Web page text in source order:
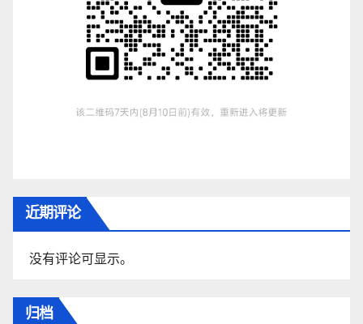
近期评论
没有评论可显示。
归档